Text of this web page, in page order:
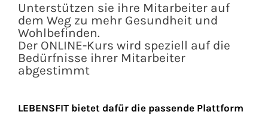
Unterstützen sie ihre Mitarbeiter auf
dem Weg zu mehr Gesundheit und
Wohlbefinden.
Der ONLINE-Kurs wird speziell auf die
Bedürfnisse ihrer Mitarbeiter
abgestimmt
LEBENSFIT bietet dafür die passende Plattform